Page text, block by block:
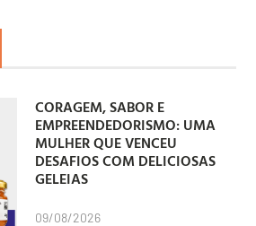
CORAGEM, SABOR E
EMPREENDEDORISMO: UMA
MULHER QUE VENCEU
DESAFIOS COM DELICIOSAS
GELEIAS
09/08/2026